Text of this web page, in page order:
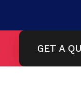
GET A